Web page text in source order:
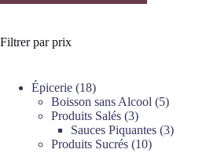
Filtrer par prix
Épicerie 1818
produits
Boisson sans Alcool 55
Produits Salés 33
produits
Sauces Piquantes 33
Produits Sucrés 1010